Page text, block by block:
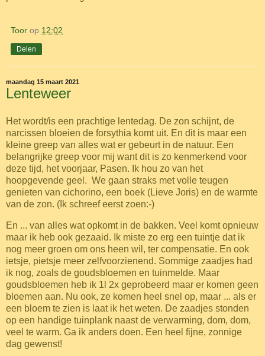
Toor op 12:02
Delen
maandag 15 maart 2021
Lenteweer
Het wordt/is een prachtige lentedag. De zon schijnt, de
narcissen bloeien de forsythia komt uit. En dit is maar een
kleine greep van alles wat er gebeurt in de natuur. Een
belangrijke greep voor mij want dit is zo kenmerkend voor
deze tijd, het voorjaar, Pasen. Ik hou zo van het
hoopgevende geel. We gaan straks met volle teugen
genieten van cichorino, een boek (Lieve Joris) en de warmte
van de zon. (Ik schreef eerst zoen:-)
En ... van alles wat opkomt in de bakken. Veel komt opnieuw
maar ik heb ook gezaaid. Ik miste zo erg een tuintje dat ik
nog meer groen om ons heen wil, ter compensatie. En ook
ietsje, pietsje meer zelfvoorzienend. Sommige zaadjes had
ik nog, zoals de goudsbloemen en tuinmelde. Maar
goudsbloemen heb ik 1l 2x geprobeerd maar er komen geen
bloemen aan. Nu ook, ze komen heel snel op, maar ... als er
een bloem te zien is laat ik het weten. De zaadjes stonden
op een handige tuinplank naast de verwarming, dom, dom,
veel te warm. Ga ik anders doen. Een heel fijne, zonnige
dag gewenst!